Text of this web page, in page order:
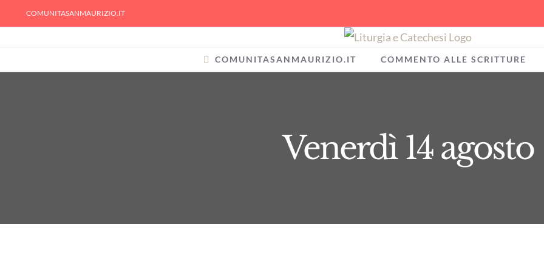
to
content
COMUNITASANMAURIZIO.IT
COMUNITASANMAURIZIO.IT COMMENTO ALLE SCRITTURE
Venerdì 14 agosto